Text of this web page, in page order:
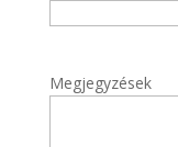
Megjegyzések